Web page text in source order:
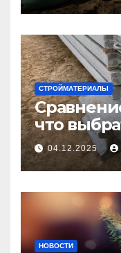
СТРОЙМАТЕРИАЛЫ
что
покрытия
04.12.2025
НОВОСТИ